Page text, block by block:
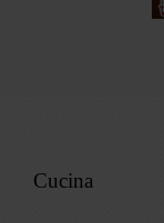
Cucina